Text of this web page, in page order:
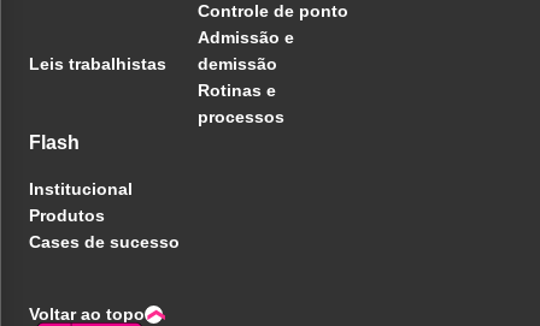
Leis trabalhistas
Controle de ponto
Admissão e
demissão
Rotinas e
processos
Flash
Institucional
Produtos
Cases de sucesso
Voltar ao topo